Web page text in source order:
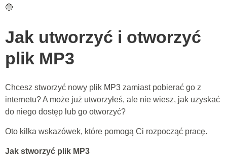
🔵
Jak utworzyć i otworzyć
plik MP3
Chcesz stworzyć nowy plik MP3 zamiast pobierać go z
internetu? A może już utworzyłeś, ale nie wiesz, jak uzyskać
do niego dostęp lub go otworzyć?
Oto kilka wskazówek, które pomogą Ci rozpocząć pracę.
Jak stworzyć plik MP3